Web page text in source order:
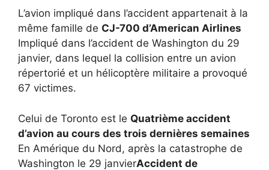
L’avion impliqué dans l’accident appartenait à la
même famille de CJ-700 d’American Airlines
Impliqué dans l’accident de Washington du 29
janvier, dans lequel la collision entre un avion
répertorié et un hélicoptère militaire a provoqué
67 victimes.
Celui de Toronto est le Quatrième accident
d’avion au cours des trois dernières semaines
En Amérique du Nord, après la catastrophe de
Washington le 29 janvierAccident de